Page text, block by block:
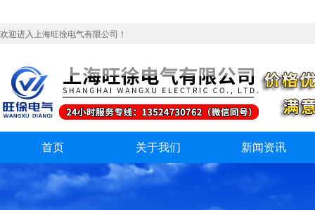
欢迎进入上海旺徐电气有限公司！
首页 关于我们 新闻资讯